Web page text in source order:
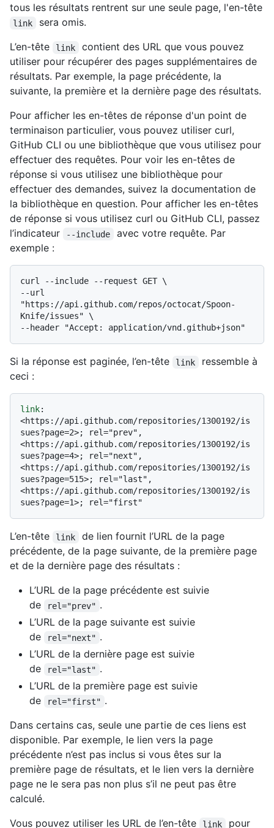
tous les résultats rentrent sur une seule page, l'en-tête
link
sera omis.
L’en-tête
link
contient des URL que vous pouvez
utiliser pour récupérer des pages supplémentaires de
résultats. Par exemple, la page précédente, la
suivante, la première et la dernière page des résultats.
Pour afficher les en-têtes de réponse d'un point de
terminaison particulier, vous pouvez utiliser curl,
GitHub CLI ou une bibliothèque que vous utilisez pour
effectuer des requêtes. Pour voir les en-têtes de
réponse si vous utilisez une bibliothèque pour
effectuer des demandes, suivez la documentation de
la bibliothèque en question. Pour afficher les en-têtes
de réponse si vous utilisez curl ou GitHub CLI, passez
l’indicateur
--include
avec votre requête. Par
exemple :
curl --include --request GET \
--url
"https://api.github.com/repos/octocat/Spoon-
Knife/issues" \
Si la réponse est paginée, l’en-tête link
ressemble à
ceci :
link
<https://api.github.com/repositories/1300192/is
sues?page=2>; rel="prev",
<https://api.github.com/repositories/1300192/is
sues?page=4>; rel="next",
<https://api.github.com/repositories/1300192/is
sues?page=515>; rel="last",
<https://api.github.com/repositories/1300192/is
L’en-tête link
de lien fournit l’URL de la page
précédente, de la page suivante, de la première page
et de la dernière page des résultats :
L’URL de la page précédente est suivie
de
rel="prev" .
L’URL de la page suivante est suivie
de
rel="next" .
L’URL de la dernière page est suivie
de
rel="last" .
L’URL de la première page est suivie
de
rel="first" .
Dans certains cas, seule une partie de ces liens est
disponible. Par exemple, le lien vers la page
précédente n’est pas inclus si vous êtes sur la
première page de résultats, et le lien vers la dernière
page ne le sera pas non plus s’il ne peut pas être
calculé.
Vous pouvez utiliser les URL de l’en-tête
link pour